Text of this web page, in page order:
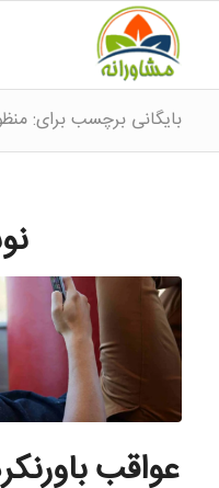
بایگانی برچسب برای:
عواقب